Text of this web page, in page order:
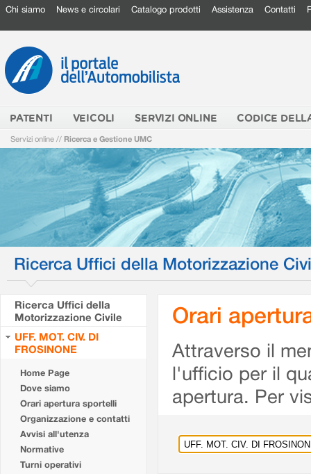
Chi siamo News e circolari Catalogo prodotti Assistenza Contatti
PATENTI VEICOLI SERVIZI ONLINE CODICE
Servizi online // Ricerca e Gestione UMC
Ricerca Uffici della Motorizzazione
Ricerca Uffici della
Motorizzazione Civile
UFF. MOT. CIV. DI
FROSINONE
Home Page
Dove siamo
Orari apertura sportelli
Organizzazione e contatti
Avvisi all'utenza
Normative
Turni operativi
Orari
Attraverso il
l'ufficio per il
apertura. Per